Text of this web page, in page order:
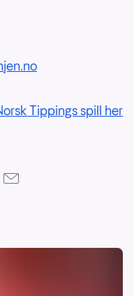
Tippings spill her